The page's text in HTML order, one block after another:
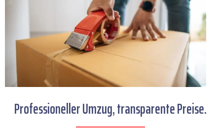
Professioneller Umzug, transparente Preise.